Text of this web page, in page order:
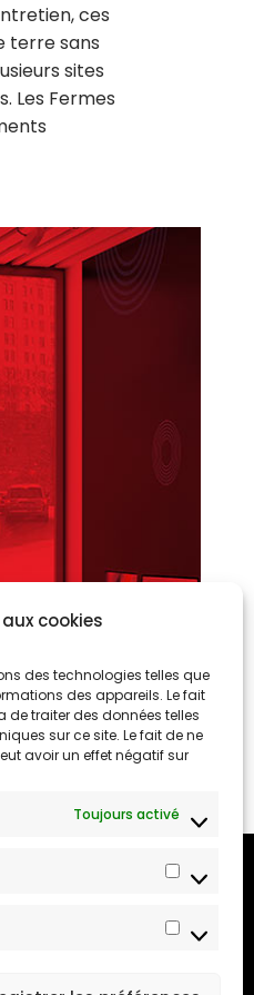
cookies
des technologies telles que
des appareils. Le fait
traiter des données telles
sur ce site. Le fait de ne
avoir un effet négatif sur
Toujours activé
ces
terre sans
sites
Les Fermes